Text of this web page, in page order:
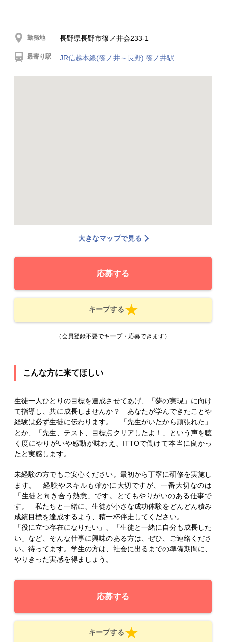
勤務地 長野県長野市篠ノ井会233-1
最寄り駅 JR信越本線(篠ノ井～長野) 篠ノ井駅
大きなマップで見る
応募する
キープする
（会員登録不要でキープ・応募できます）
こんな方に来てほしい
生徒一人ひとりの目標を達成させてあげ、「夢の実現」に向け
て指導し、共に成長しませんか？ あなたが学んできたことや
経験は必ず生徒に伝わります。 「先生がいたから頑張れた」
とか、「先生、テスト、目標点クリアしたよ！」という声を聴
く度にやりがいや感動が味わえ、ITTOで働けて本当に良かっ
たと実感します。
未経験の方でもご安心ください。最初から丁寧に研修を実施し
ます。 経験やスキルも確かに大切ですが、一番大切なのは
「生徒と向き合う熱意」です。とてもやりがいのある仕事で
す。 私たちと一緒に、生徒が小さな成功体験をどんどん積み
成績目標を達成するよう、精一杯伴走してください。
「役に立つ存在になりたい」、「生徒と一緒に自分も成長した
い」など、そんな仕事に興味のある方は、ぜひ、ご連絡くださ
い。待ってます。学生の方は、社会に出るまでの準備期間に、
やりきった実感を得ましょう。
応募する
キープする